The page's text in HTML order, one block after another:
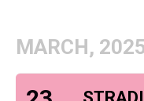
MARCH,